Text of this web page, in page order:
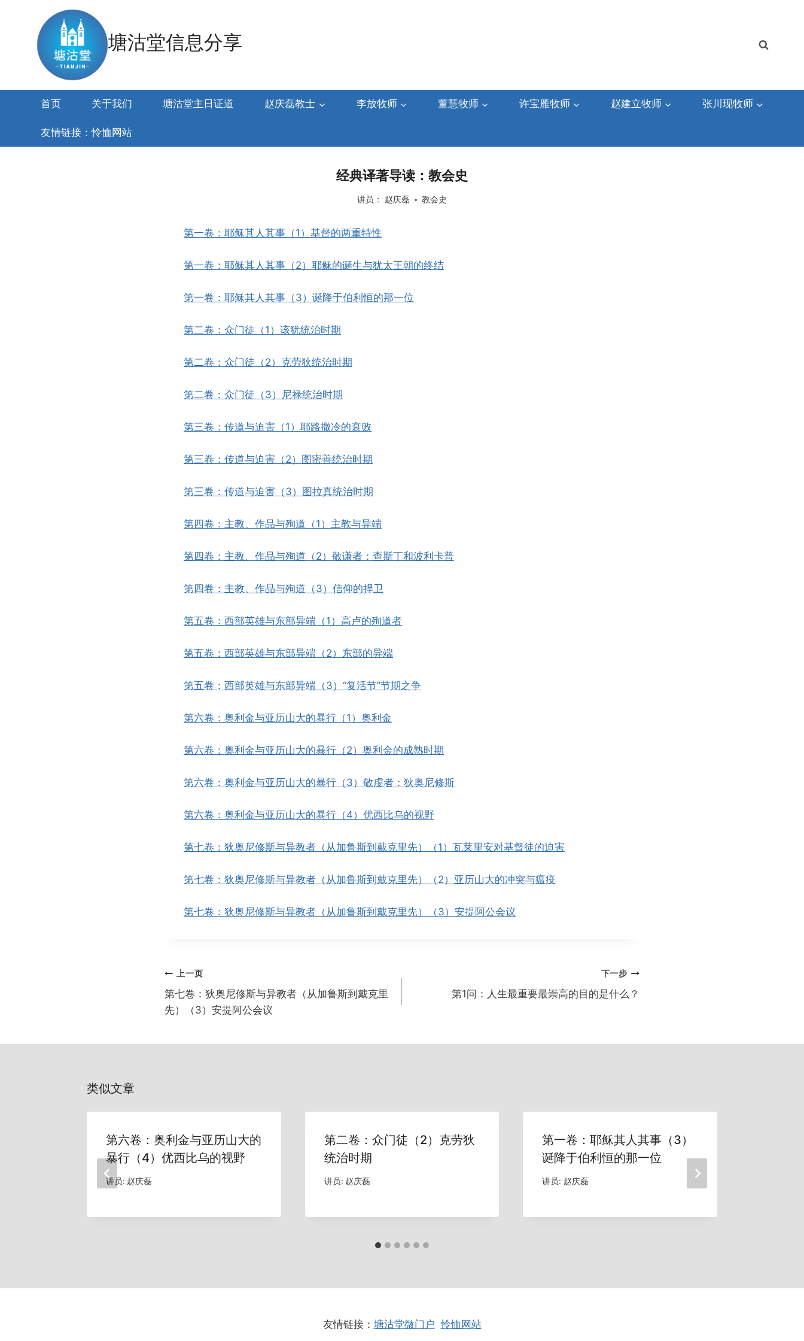
塘沽堂信息分享
首页 关于我们 塘沽堂主日证道 赵庆磊教士 李放牧师 董慧牧师 许宝雁牧师 赵建立牧师 张川现牧师
友情链接：怜恤网站
经典译著导读：教会史
讲员： 赵庆磊 教会史
第一卷：耶稣其人其事（1）基督的两重特性
第一卷：耶稣其人其事（2）耶稣的诞生与犹太王朝的终结
第一卷：耶稣其人其事（3）诞降于伯利恒的那一位
第二卷：众门徒（1）该犹统治时期
第二卷：众门徒（2）克劳狄统治时期
第二卷：众门徒（3）尼禄统治时期
第三卷：传道与迫害（1）耶路撒冷的衰败
第三卷：传道与迫害（2）图密善统治时期
第三卷：传道与迫害（3）图拉真统治时期
第四卷：主教、作品与殉道（1）主教与异端
第四卷：主教、作品与殉道（2）敬谦者：查斯丁和波利卡普
第四卷：主教、作品与殉道（3）信仰的捍卫
第五卷：西部英雄与东部异端（1）高卢的殉道者
第五卷：西部英雄与东部异端（2）东部的异端
第五卷：西部英雄与东部异端（3）“复活节”节期之争
第六卷：奥利金与亚历山大的暴行（1）奥利金
第六卷：奥利金与亚历山大的暴行（2）奥利金的成熟时期
第六卷：奥利金与亚历山大的暴行（3）敬虔者：狄奥尼修斯
第六卷：奥利金与亚历山大的暴行（4）优西比乌的视野
第七卷：狄奥尼修斯与异教者（从加鲁斯到戴克里先）（1）瓦莱里安对基督徒的迫害
第七卷：狄奥尼修斯与异教者（从加鲁斯到戴克里先）（2）亚历山大的冲突与瘟疫
第七卷：狄奥尼修斯与异教者（从加鲁斯到戴克里先）（3）安提阿公会议
文
章
导
上一页
第七卷：狄奥尼修斯与异教者（从加鲁斯到戴克里
先）（3）安提阿公会议
下一步
第1问：人生最重要最崇高的目的是什么？
类似文章
第六卷：奥利金与亚历山大的
暴行（4）优西比乌的视野
讲员: 赵庆磊
第二卷：众门徒（2）克劳狄
统治时期
讲员: 赵庆磊
第一卷：耶稣其人其事（3）
诞降于伯利恒的那一位
讲员: 赵庆磊
友情链接： 塘沽堂微门户 怜恤网站